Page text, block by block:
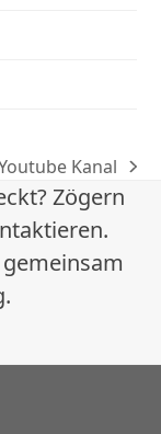
NächsterKanal
Zögern